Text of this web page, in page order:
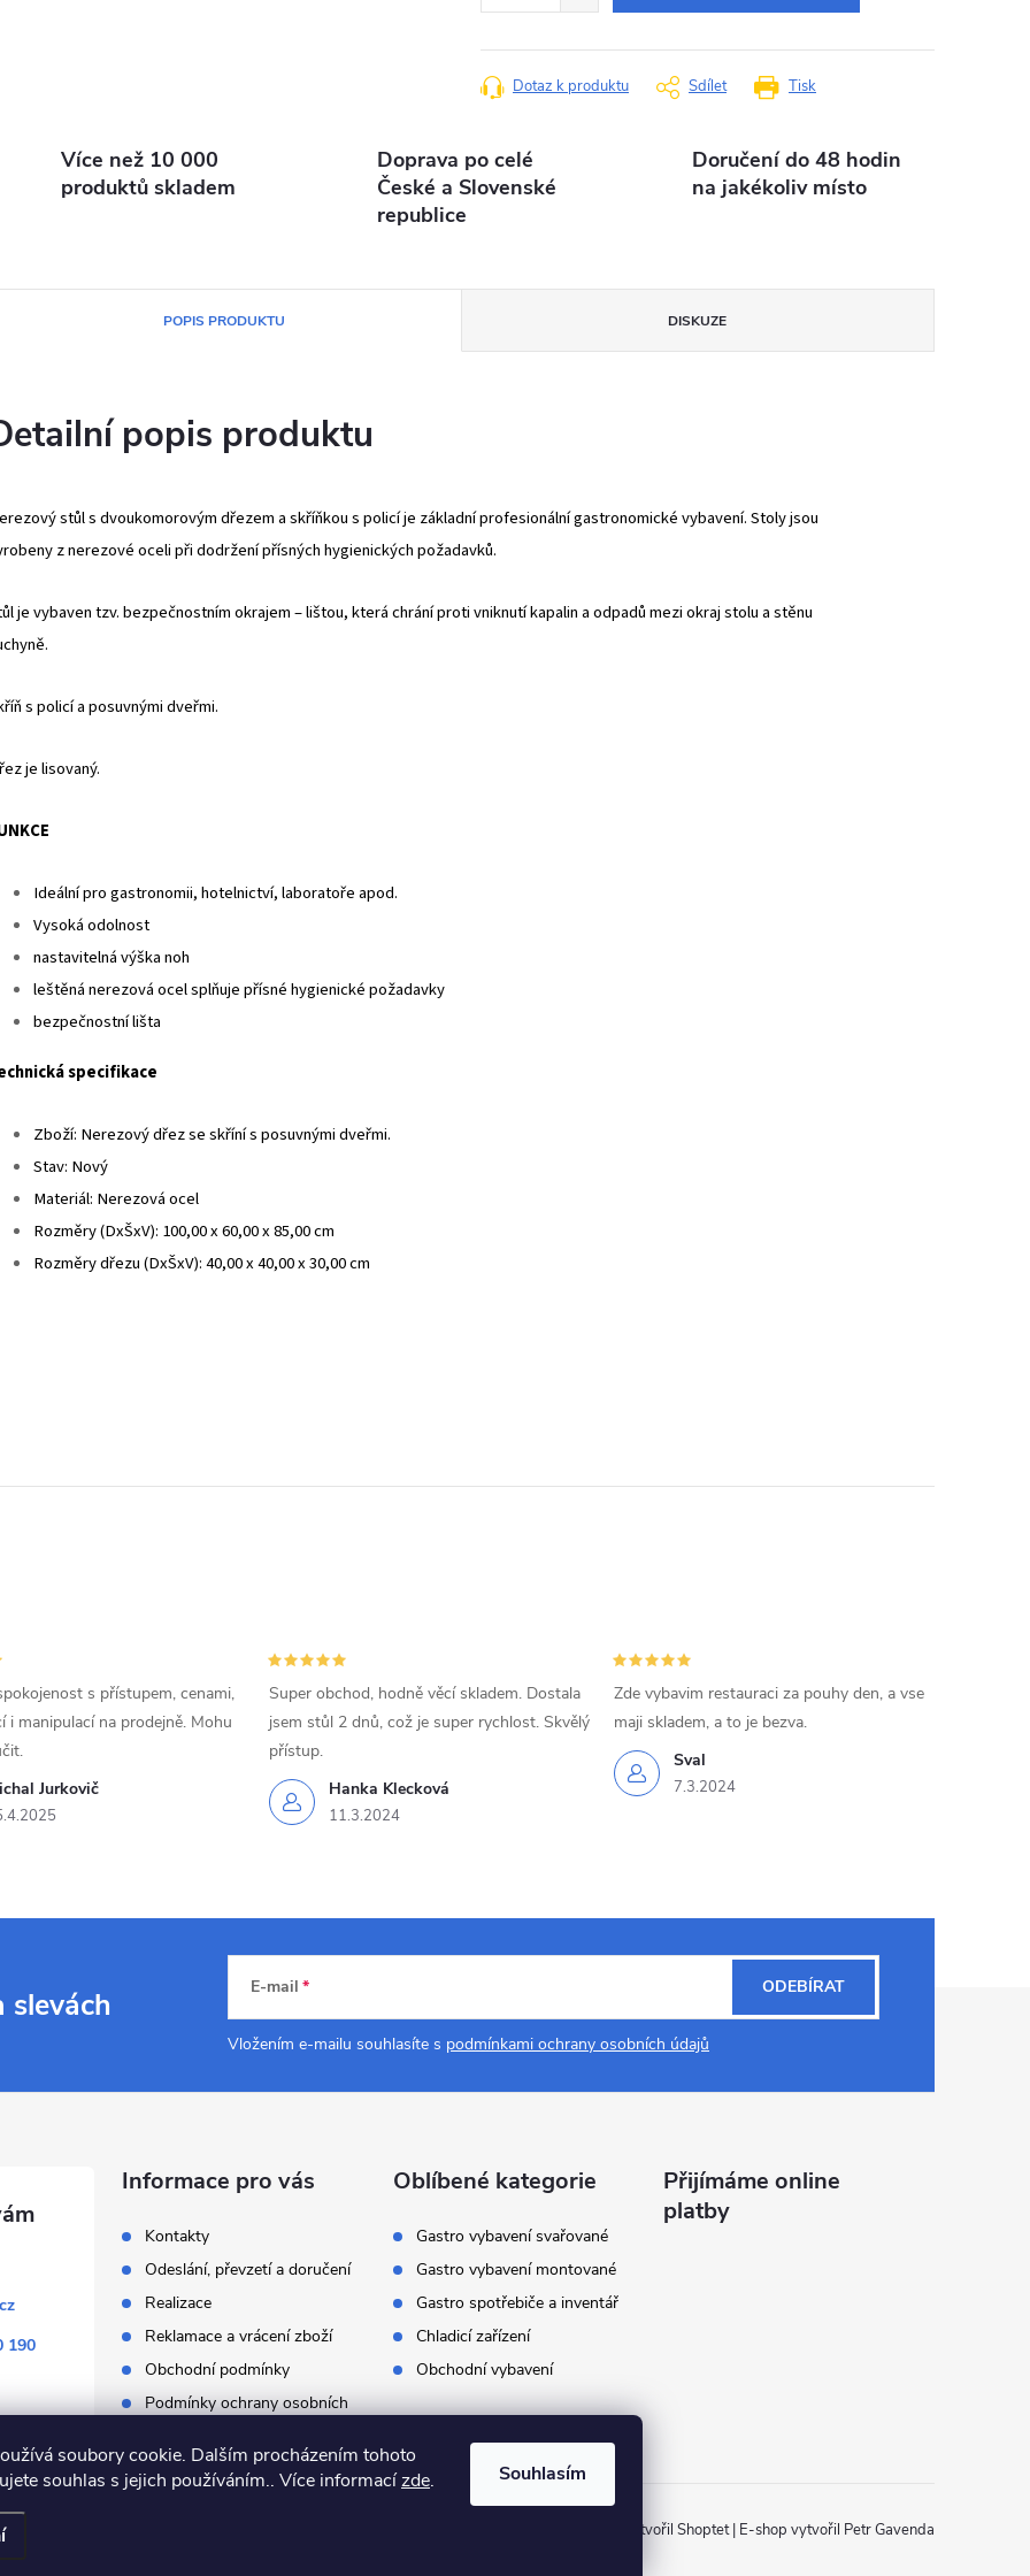
soubory cookie. Dalším procházením tohoto
souhlas s jejich používáním.. Více informacízde. Souhlasím
Tisk
Dotaz k produktu Sdílet
Více než 10 000
produktů skladem
Doprava po celé
České a Slovenské
republice
Doručení do 48 hodin
na jakékoliv místo
POPIS PRODUKTU DISKUZE
popis produktu
stůl s dvoukomorovým dřezem a skříňkou s policí je základní profesionální gastronomické vybavení. Stoly jsou
z nerezové oceli při dodržení přísných hygienických požadavků.
je vybaven tzv. bezpečnostním okrajem – lištou, která chrání proti vniknutí kapalin a odpadů mezi okraj stolu a stěnu
s policí a posuvnými dveřmi.
je lisovaný.
Ideální pro gastronomii, hotelnictví, laboratoře apod.
Vysoká odolnost
nastavitelná výška noh
leštěná nerezová ocel splňuje přísné hygienické požadavky
bezpečnostní lišta
specifikace
Zboží: Nerezový dřez se skříní s posuvnými dveřmi.
Stav: Nový
Materiál: Nerezová ocel
Rozměry (DxŠxV): 100,00 x 60,00 x 85,00 cm
Rozměry dřezu (DxŠxV): 40,00 x 40,00 x 30,00 cm
Jurkovič
s přístupem, cenami,
i manipulací na prodejně. Mohu
Hanka Klecková
11.3.2024
Super obchod, hodně věcí skladem. Dostala
jsem stůl 2 dnů, což je super rychlost. Skvělý
přístup.
Sval
7.3.2024
Zde vybavim restauraci za pouhy den, a vse
maji skladem, a to je bezva.
slevách E-mail
Vložením e-mailu souhlasíte s podmínkami ochrany osobních údajů
ODEBÍRAT
190
Informace pro vás
Kontakty
Odeslání, převzetí a doručení
Realizace
Reklamace a vrácení zboží
Obchodní podmínky
Podmínky ochrany osobních
údajů
Oblíbené kategorie
Gastro vybavení svařované
Gastro vybavení montované
Gastro spotřebiče a inventář
Chladicí zařízení
Obchodní vybavení
Přijímáme online
platby
Vytvořil Shoptet| E-shop vytvořil Petr Gavenda